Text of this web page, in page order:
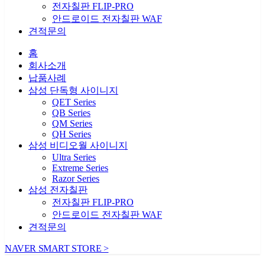
전자칠판 FLIP-PRO
안드로이드 전자칠판 WAF
견적문의
홈
회사소개
납품사례
삼성 단독형 사이니지
QET Series
QB Series
QM Series
QH Series
삼성 비디오월 사이니지
Ultra Series
Extreme Series
Razor Series
삼성 전자칠판
전자칠판 FLIP-PRO
안드로이드 전자칠판 WAF
견적문의
NAVER SMART STORE >